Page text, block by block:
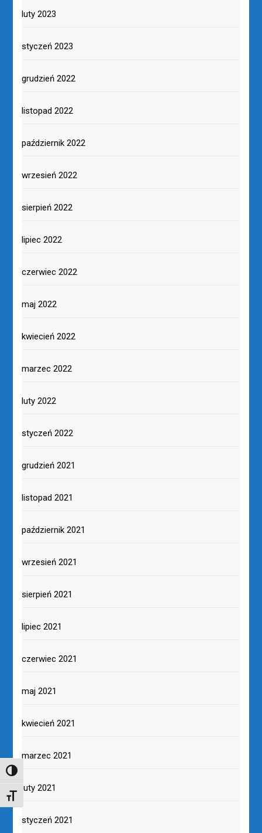
TOGGLE HIGH CONTRAST
TOGGLE FONT SIZE
luty 2023
styczeń 2023
grudzień 2022
listopad 2022
październik 2022
wrzesień 2022
sierpień 2022
lipiec 2022
czerwiec 2022
maj 2022
kwiecień 2022
marzec 2022
luty 2022
styczeń 2022
grudzień 2021
listopad 2021
październik 2021
wrzesień 2021
sierpień 2021
lipiec 2021
czerwiec 2021
maj 2021
kwiecień 2021
marzec 2021
luty 2021
styczeń 2021